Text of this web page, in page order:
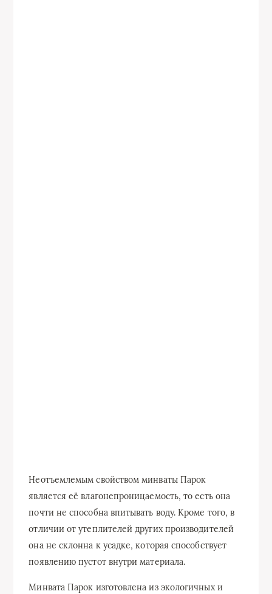
Неотъемлемым свойством минваты Парок
является её влагонепроницаемость, то есть она
почти не способна впитывать воду. Кроме того, в
отличии от утеплителей других производителей
она не склонна к усадке, которая способствует
появлению пустот внутри материала.
Минвата Парок изготовлена из экологичных и